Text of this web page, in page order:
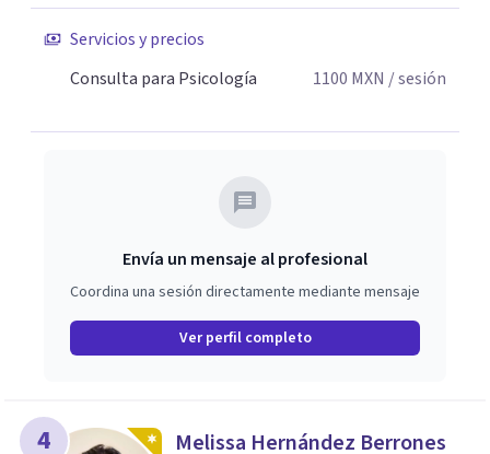
Servicios y precios
Consulta para Psicología
1100 MXN / sesión
Envía un mensaje al profesional
Coordina una sesión directamente mediante mensaje
Ver perfil completo
4 Melissa Hernández Berrones